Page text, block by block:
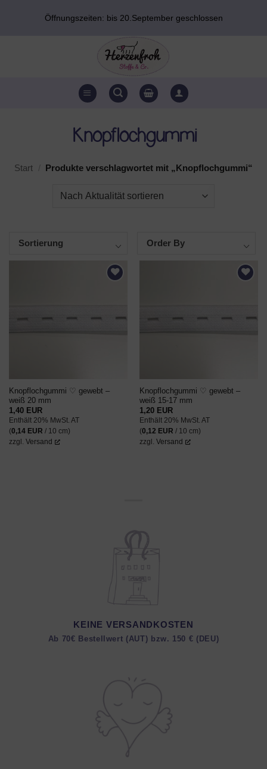
Öffnungszeiten: bis 20.September geschlossen
Knopflochgummi
Start Produkte verschlagwortet mit „Knopflochgummi“
Sortierung Order By
Knopflochgummi ♡ gewebt –
weiß 20 mm
1,40 EUR
Enthält 20% MwSt. AT
(0,14 EUR / 10 cm)
zzgl. Versand
Knopflochgummi ♡ gewebt –
weiß 15-17 mm
1,20 EUR
Enthält 20% MwSt. AT
(0,12 EUR / 10 cm)
zzgl. Versand
KEINE VERSANDKOSTEN
Ab 70€ Bestellwert (AUT) bzw. 150 € (DEU)